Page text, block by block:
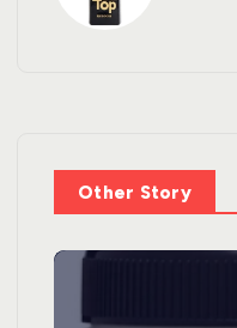
Other Story